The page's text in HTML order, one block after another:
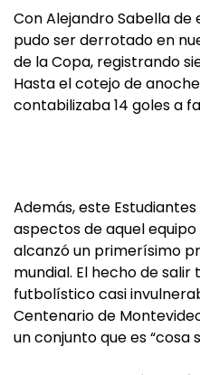
Con Alejandro Sabella de
pudo ser derrotado en
de la Copa, registrando
Hasta el cotejo de
contabilizaba 14 goles a
Además, este
aspectos de aquel
alcanzó un primerísimo
mundial. El hecho de
futbolístico casi
Centenario de
un conjunto que es “cosa